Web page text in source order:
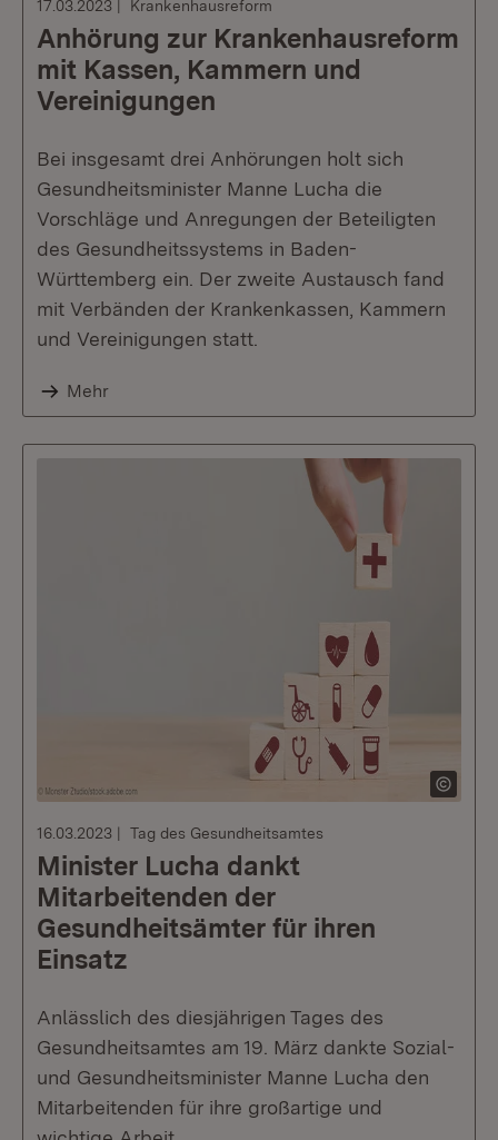
17.03.2023 Krankenhausreform
Anhörung zur Krankenhausreform
mit Kassen, Kammern und
Vereinigungen
Bei insgesamt drei Anhörungen holt sich
Gesundheitsminister Manne Lucha die
Vorschläge und Anregungen der Beteiligten
des Gesundheitssystems in Baden-
Württemberg ein. Der zweite Austausch fand
mit Verbänden der Krankenkassen, Kammern
und Vereinigungen statt.
Mehr
16.03.2023 Tag des Gesundheitsamtes
Minister Lucha dankt
Mitarbeitenden der
Gesundheitsämter für ihren
Einsatz
Anlässlich des diesjährigen Tages des
Gesundheitsamtes am 19. März dankte Sozial-
und Gesundheitsminister Manne Lucha den
Mitarbeitenden für ihre großartige und